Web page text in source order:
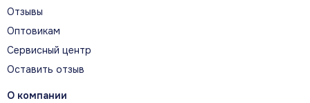
для аксессуаров разных поколений Garmin.
Отзывы
Оптовикам
Сервисный центр
Оставить отзыв
О компании